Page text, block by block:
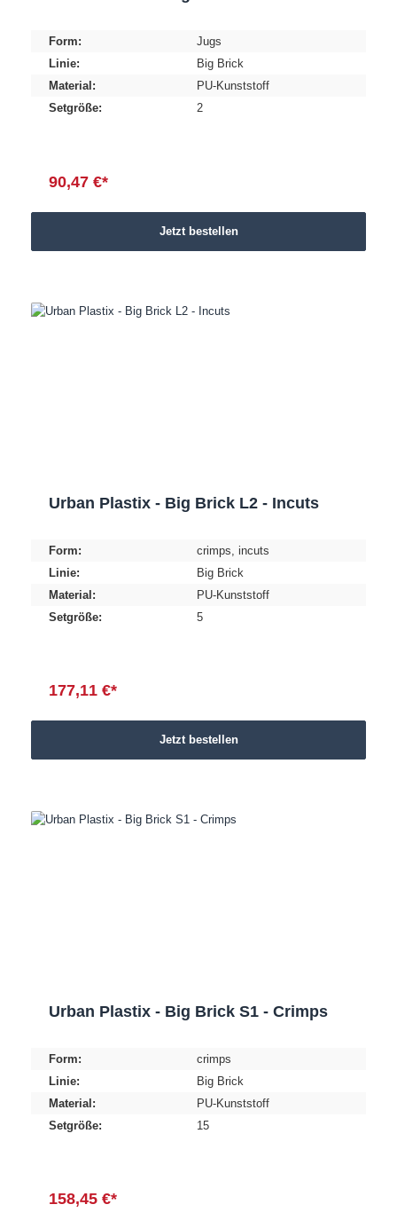
Form:
Jugs
Linie:
Big Brick
Material:
PU-Kunststoff
Setgröße:
2
90,47 €*
Jetzt bestellen
Urban Plastix - Big Brick L2 - Incuts
Form: crimps , incuts
Linie:
Big Brick
Material:
PU-Kunststoff
Setgröße:
5
177,11 €*
Jetzt bestellen
Urban Plastix - Big Brick S1 - Crimps
Form:
crimps
Linie:
Big Brick
Material:
PU-Kunststoff
Setgröße:
15
158,45 €*